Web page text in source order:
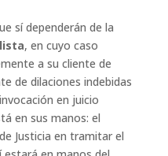
sí dependerán de la
, en cuyo caso
a su cliente de
de dilaciones indebidas
en juicio
en sus manos: el
Justicia en tramitar el